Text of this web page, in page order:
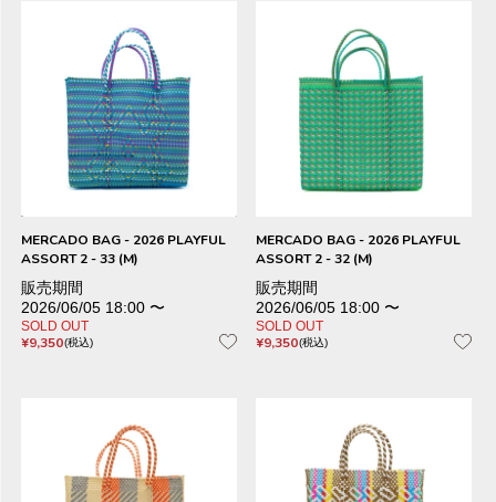
MERCADO BAG - 2026 PLAYFUL
ASSORT 2 - 33 (M)
販売期間
2026/06/05 18:00 〜
SOLD OUT
¥9,350 税込
MERCADO BAG - 2026 PLAYFUL
ASSORT 2 - 32 (M)
販売期間
2026/06/05 18:00 〜
SOLD OUT
¥9,350 税込